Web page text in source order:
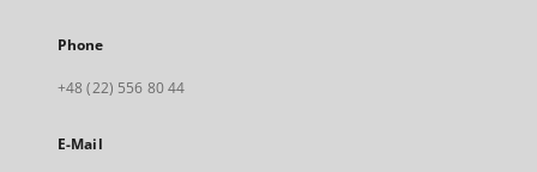
Phone
+48 (22) 556 80 44
E-Mail